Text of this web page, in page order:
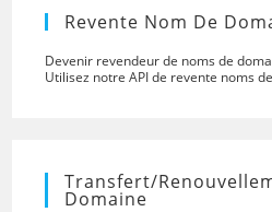
Revente Nom De
Devenir revendeur de noms de
Utilisez notre API de revente noms
Transfert/
Domaine